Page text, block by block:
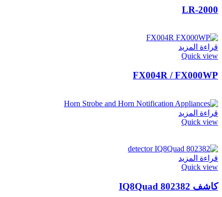
LR-2000
قراءة المزيد
Quick view
FX004R / FX000WP
قراءة المزيد
Quick view
قراءة المزيد
Quick view
كاشف IQ8Quad 802382